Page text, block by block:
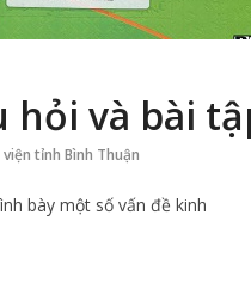
và bài
tỉnh Bình Thuận
bày một số vấn đề kinh